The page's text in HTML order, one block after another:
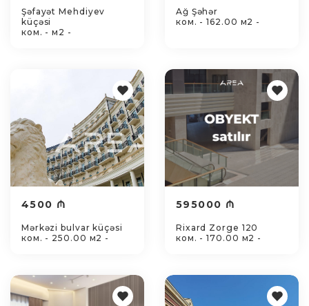
Şəfayət Mehdiyev
küçəsi
ком. - м2 -
Ağ Şəhər
ком. - 162.00 м2 -
4500 ₼
Mərkəzi bulvar küçəsi
ком. - 250.00 м2 -
595000 ₼
Rixard Zorge 120
ком. - 170.00 м2 -